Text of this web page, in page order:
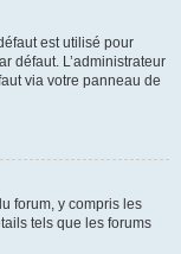
est utilisé pour
défaut. L’administrateur
via votre panneau de
forum, y compris les
tels que les forums